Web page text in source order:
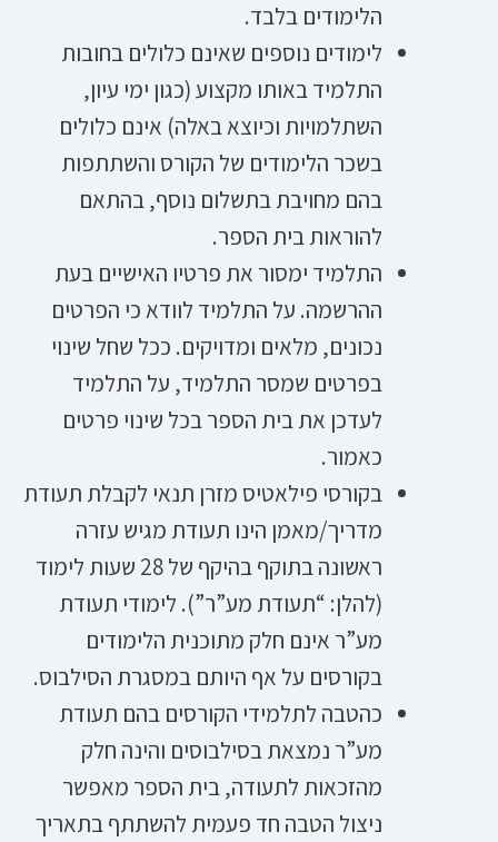
הלימודים בלבד.
לימודים נוספים שאינם כלולים בחובות
התלמיד באותו מקצוע (כגון ימי עיון,
השתלמויות וכיוצא באלה) אינם כלולים
בשכר הלימודים של הקורס והשתתפות
בהם מחויבת בתשלום נוסף, בהתאם
להוראות בית הספר.
התלמיד ימסור את פרטיו האישיים בעת
ההרשמה. על התלמיד לוודא כי הפרטים
נכונים, מלאים ומדויקים. ככל שחל שינוי
בפרטים שמסר התלמיד, על התלמיד
לעדכן את בית הספר בכל שינוי פרטים
כאמור.
בקורסי פילאטיס מזרן תנאי לקבלת תעודת
מדריך/מאמן הינו תעודת מגיש עזרה
ראשונה בתוקף בהיקף של 28 שעות לימוד
(להלן: “תעודת מע”ר”). לימודי תעודת
מע”ר אינם חלק מתוכנית הלימודים
בקורסים על אף היותם במסגרת הסילבוס.
כהטבה לתלמידי הקורסים בהם תעודת
מע”ר נמצאת בסילבוסים והינה חלק
מהזכאות לתעודה, בית הספר מאפשר
ניצול הטבה חד פעמית להשתתף בתאריך